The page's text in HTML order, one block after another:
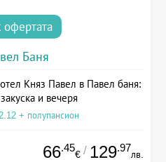
офертата
Баня
Княз Павел в Павел баня:
и вечеря
+ полупансион
66.45
€ / 129.97
лв.